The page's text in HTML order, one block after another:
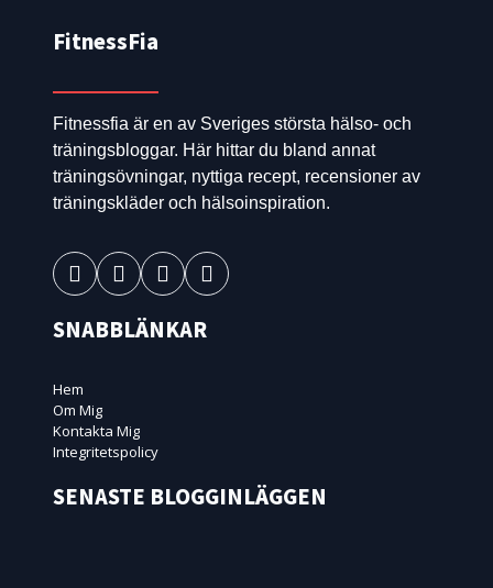
FitnessFia
Fitnessfia är en av Sveriges största hälso- och
träningsbloggar. Här hittar du bland annat
träningsövningar, nyttiga recept, recensioner av
träningskläder och hälsoinspiration.
SNABBLÄNKAR
Hem
Om Mig
Kontakta Mig
Integritetspolicy
SENASTE BLOGGINLÄGGEN